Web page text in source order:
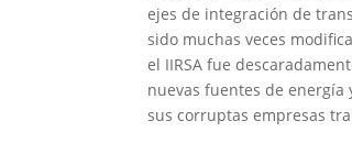
ejes de integración de
sido muchas veces
el IIRSA fue
nuevas fuentes de energía
sus corruptas empresas